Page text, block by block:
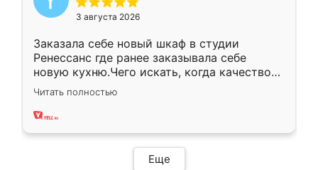
3 августа 2026
Заказала себе новый шкаф в студии
Ренессанс где ранее заказывала себе
новую кухню.Чего искать, когда качеством
вполне довольна. Служит кухня уже почти
два года, нареканий нет.
Читать полностью
Еще